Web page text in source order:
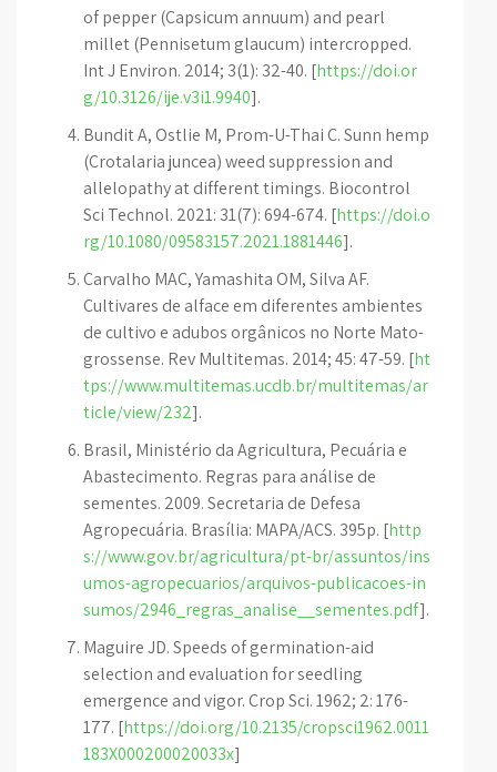
of pepper (Capsicum annuum) and pearl
millet (Pennisetum glaucum) intercropped.
Int J Environ. 2014; 3(1): 32-40. [https://doi.or
g/10.3126/ije.v3i1.9940].
Bundit A, Ostlie M, Prom-U-Thai C. Sunn hemp
(Crotalaria juncea) weed suppression and
allelopathy at different timings. Biocontrol
Sci Technol. 2021: 31(7): 694-674. [https://doi.o
rg/10.1080/09583157.2021.1881446].
Carvalho MAC, Yamashita OM, Silva AF.
Cultivares de alface em diferentes ambientes
de cultivo e adubos orgânicos no Norte Mato-
grossense. Rev Multitemas. 2014; 45: 47-59. [ht
tps://www.multitemas.ucdb.br/multitemas/ar
ticle/view/232].
Brasil, Ministério da Agricultura, Pecuária e
Abastecimento. Regras para análise de
sementes. 2009. Secretaria de Defesa
Agropecuária. Brasília: MAPA/ACS. 395p. [http
s://www.gov.br/agricultura/pt-br/assuntos/ins
umos-agropecuarios/arquivos-publicacoes-in
sumos/2946_regras_analise__sementes.pdf].
Maguire JD. Speeds of germination-aid
selection and evaluation for seedling
emergence and vigor. Crop Sci. 1962; 2: 176-
177. [https://doi.org/10.2135/cropsci1962.0011
183X000200020033x]